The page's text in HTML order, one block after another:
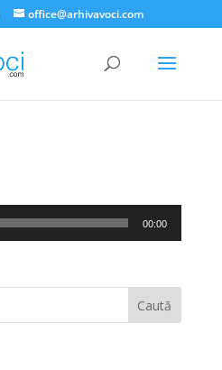
office@arhivavoci.com
00:00